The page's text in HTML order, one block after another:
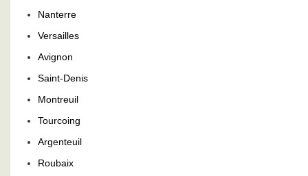
Nanterre
Versailles
Avignon
Saint-Denis
Montreuil
Tourcoing
Argenteuil
Roubaix